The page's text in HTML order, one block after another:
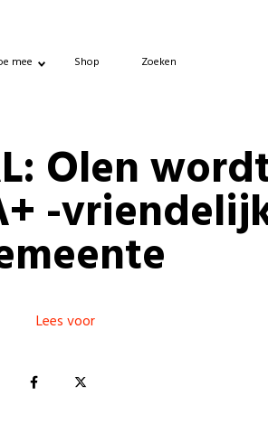
mee Shop Zoeken
Olen
-
Lees voor